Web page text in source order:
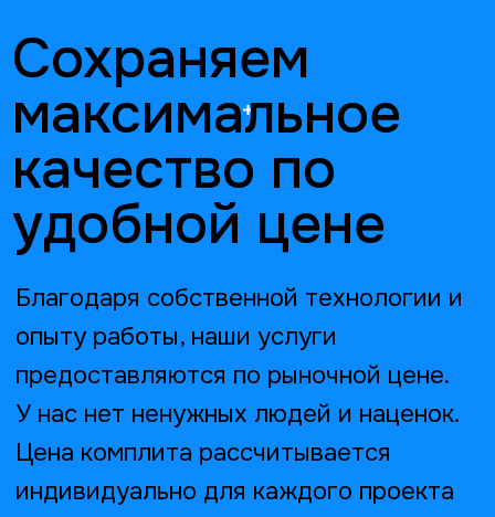
Сделаем добор
на вашу анкету
Мы рекрутируем респондентов как на
запрограммированные нами анкеты, так и на
Мы проводим трекинги,
исследования в разных нишах.
Примеры наших
исследований
Посмотреть больше
кейсов↗